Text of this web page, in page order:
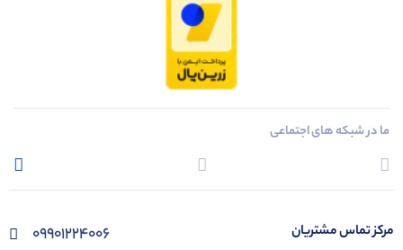
ما در شبکه های اجتماعی
مرکز تماس مشتریان 09901224006